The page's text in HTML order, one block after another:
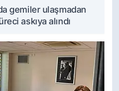
gemiler ulaşmadan
askıya alındı